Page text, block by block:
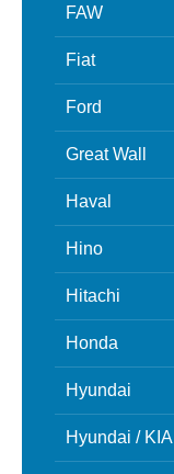
FAW
Fiat
Ford
Great Wall
Haval
Hino
Hitachi
Honda
Hyundai
Hyundai / KIA